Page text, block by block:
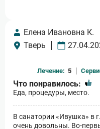
Елена Ивановна К.
Тверь
Лечение: 5
Что понравилось:
Еда, процедуры, место.
В санатории «Ивушка» в
очень довольны. Во-